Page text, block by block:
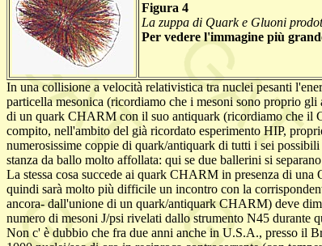
Figura 4
La zuppa di Quark e Gluoni
Per vedere l'immagine più
In una collisione a velocità relativistica tra nuclei pesanti
particella mesonica (ricordiamo che i mesoni sono proprio
di un quark CHARM con il suo antiquark (ricordiamo che il
compito, nell'ambito del già ricordato esperimento HIP,
numerosissime coppie di quark/antiquark di tutti i sei
stanza da ballo molto affollata: qui se due ballerini si
La stessa cosa succede ai quark CHARM in presenza di
quindi sarà molto più difficile un incontro con la
ancora- dall'unione di un quark/antiquark CHARM) deve
numero di mesoni J/psi rivelati dallo strumento N45
Non c' è dubbio che fra due anni anche in U.S.A., presso il